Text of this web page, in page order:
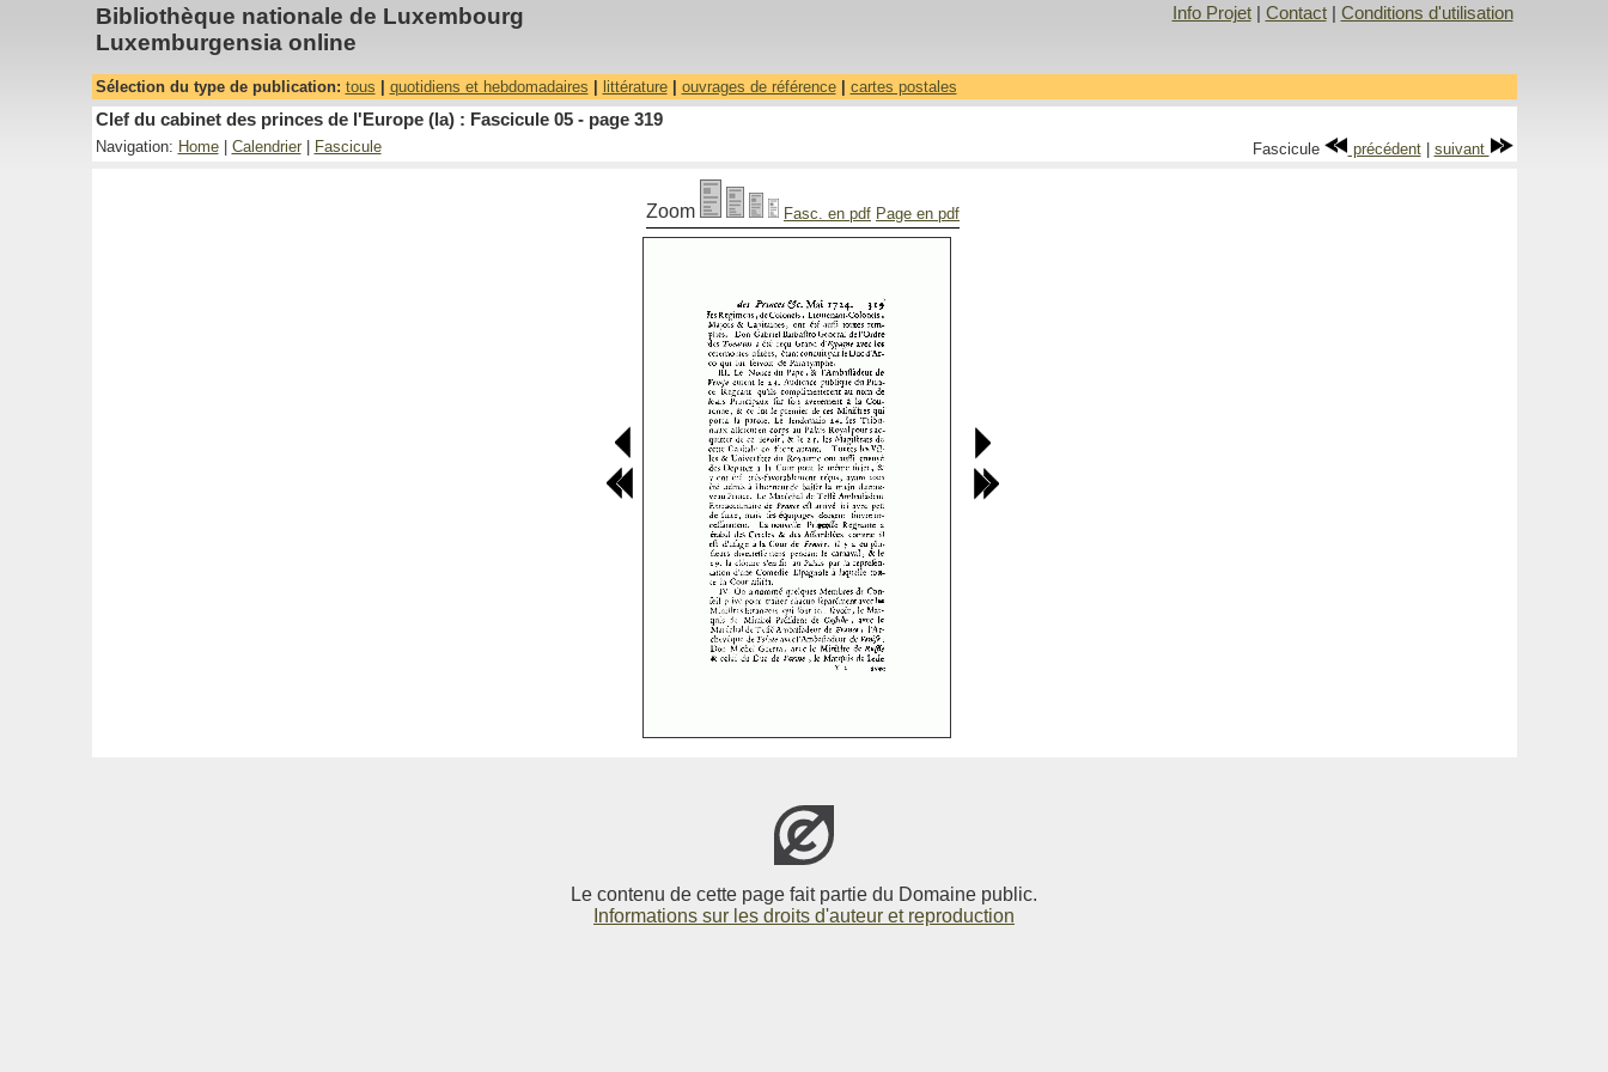
Bibliothèque nationale de Luxembourg
Luxemburgensia online
Info Projet| Contact| Conditions d'utilisation
Sélection du type de publication: tous quotidiens et hebdomadaires littérature| ouvrages de référence| cartes postales
Clef du cabinet des princes de l'Europe (la) : Fascicule 05 - page 319
Navigation: Home| Calendrier| Fascicule Fascicule précédent| suivant
Zoom Fasc. en pdf Page en pdf
Le contenu de cette page fait partie du Domaine public.
Informations sur les droits d'auteur et reproduction